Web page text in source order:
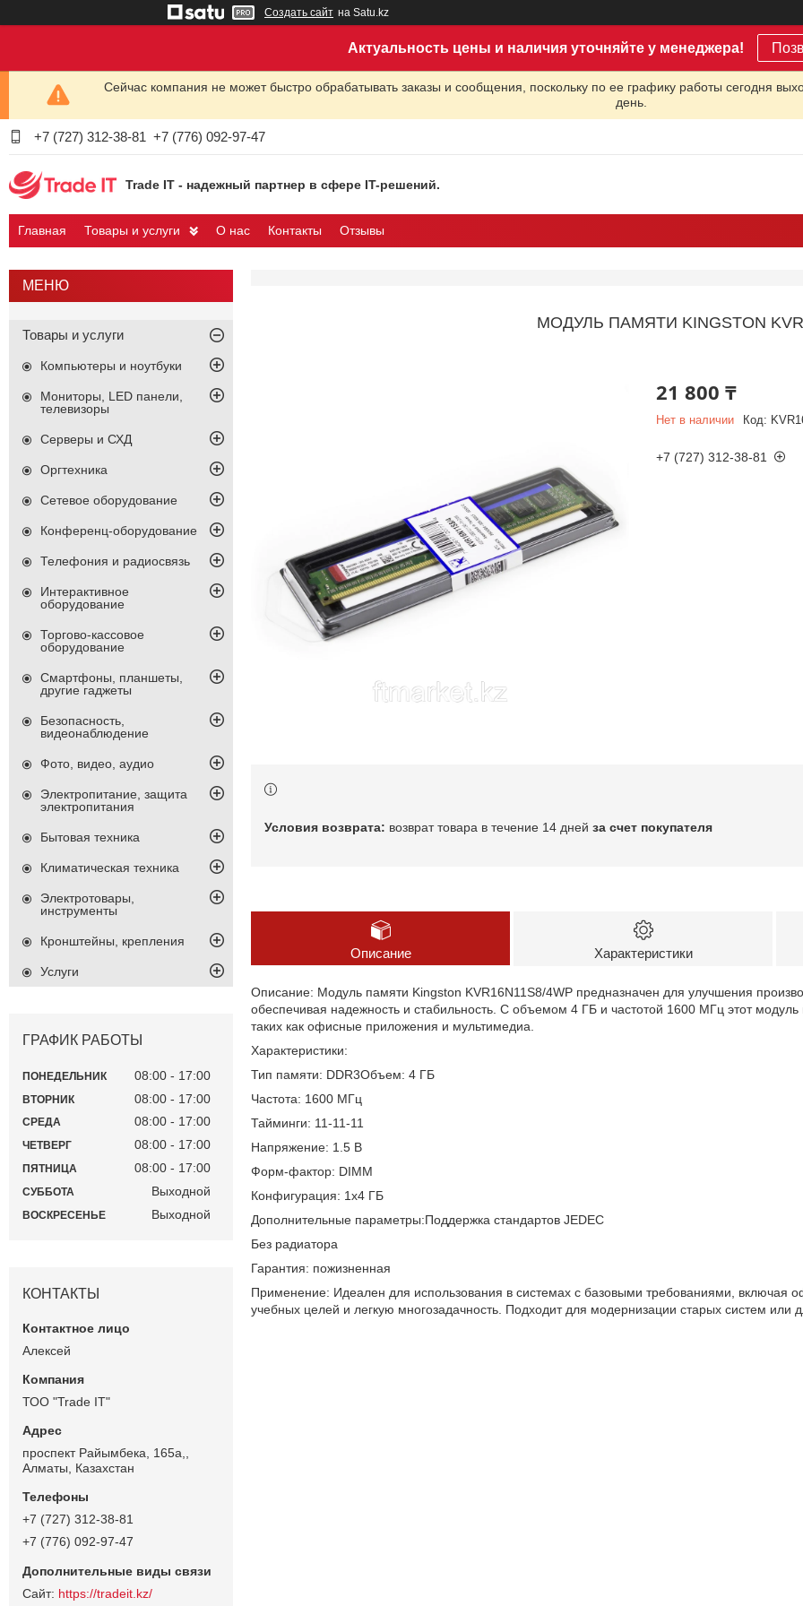
Создать сайт на Satu.kz
Актуальность цены и наличия уточняйте у менеджера!
Сейчас компания не может быстро обрабатывать заказы и сообщения, поскольку по ее графику работы сегодня
день.
+7 (727) 312-38-81 +7 (776) 092-97-47
Trade IT - надежный партнер в сфере IT-решений.
Главная Товары и услуги О нас Контакты Отзывы
МОДУЛЬ ПАМЯТИ KINGSTON
21 800 ₸
Нет в наличии Код:
+7 (727) 312-38-81
возврат товара в течение 14 дней за счет покупателя
Описание Характеристики
Описание: Модуль памяти Kingston KVR16N11S8/4WP предназначен для улучшения
обеспечивая надежность и стабильность. С объемом 4 ГБ и частотой 1600 МГц этот модуль
таких как офисные приложения и мультимедиа.
Характеристики:
Тип памяти: DDR3Объем: 4 ГБ
Частота: 1600 МГц
Тайминги: 11-11-11
Напряжение: 1.5 В
Форм-фактор: DIMM
Конфигурация: 1x4 ГБ
Дополнительные параметры:Поддержка стандартов JEDEC
Без радиатора
Гарантия: пожизненная
Применение: Идеален для использования в системах с базовыми требованиями, включая
учебных целей и легкую многозадачность. Подходит для модернизации старых систем или
Товары и услуги
Компьютеры и ноутбуки
Мониторы, LED панели,
телевизоры
Серверы и СХД
Оргтехника
Сетевое оборудование
Конференц-оборудование
Телефония и радиосвязь
Интерактивное
оборудование
Торгово-кассовое
оборудование
Смартфоны, планшеты,
другие гаджеты
Безопасность,
видеонаблюдение
Фото, видео, аудио
Электропитание, защита
электропитания
Бытовая техника
Климатическая техника
Электротовары,
инструменты
Кронштейны, крепления
Услуги
ГРАФИК РАБОТЫ
ПОНЕДЕЛЬНИК 08:00 17:00
ВТОРНИК 08:00 17:00
СРЕДА 08:00 17:00
ЧЕТВЕРГ 08:00 17:00
ПЯТНИЦА 08:00 17:00
СУББОТА Выходной
ВОСКРЕСЕНЬЕ Выходной
КОНТАКТЫ
Алексей
ТОО "Trade IT"
проспект Райымбека, 165а,,
Алматы, Казахстан
+7 (727) 312-38-81
+7 (776) 092-97-47
https://tradeit.kz/